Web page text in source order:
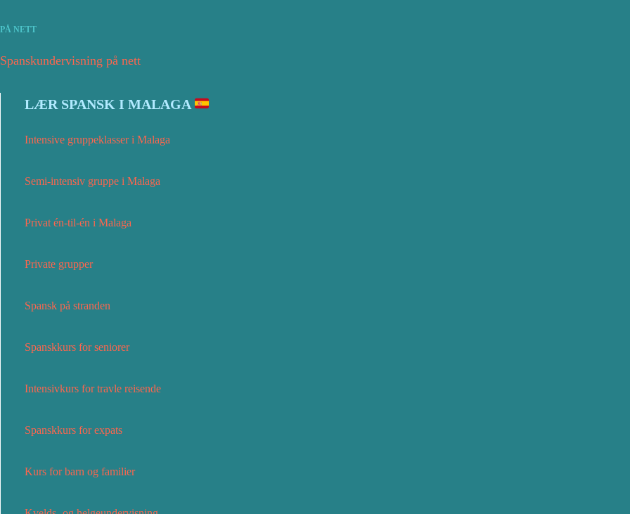
PÅ NETT
Spanskundervisning på nett
LÆR SPANSK I MALAGA
Intensive gruppeklasser i Malaga
Semi-intensiv gruppe i Malaga
Privat én-til-én i Malaga
Private grupper
Spansk på stranden
Spanskkurs for seniorer
Intensivkurs for travle reisende
Spanskkurs for expats
Kurs for barn og familier